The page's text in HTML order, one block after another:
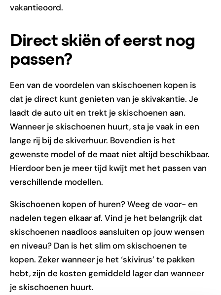
vakantieoord.
Direct skiën of eerst nog
passen?
Een van de voordelen van skischoenen kopen is
dat je direct kunt genieten van je skivakantie. Je
laadt de auto uit en trekt je skischoenen aan.
Wanneer je skischoenen huurt, sta je vaak in een
lange rij bij de skiverhuur. Bovendien is het
gewenste model of de maat niet altijd beschikbaar.
Hierdoor ben je meer tijd kwijt met het passen van
verschillende modellen.
Skischoenen kopen of huren? Weeg de voor- en
nadelen tegen elkaar af. Vind je het belangrijk dat
skischoenen naadloos aansluiten op jouw wensen
en niveau? Dan is het slim om skischoenen te
kopen. Zeker wanneer je het ‘skivirus’ te pakken
hebt, zijn de kosten gemiddeld lager dan wanneer
je skischoenen huurt.